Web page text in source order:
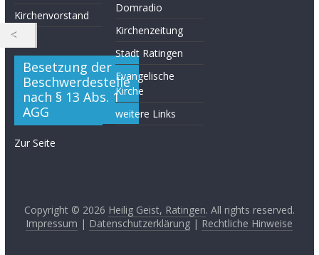
Kirchenvorstand
Besetzung der
Beschwerdestelle
nach § 13 Abs. 1
AGG
Zur Seite
Domradio
Kirchenzeitung
Stadt Ratingen
Evangelische
Kirche
weitere Links
Copyright © 2026 Heilig Geist, Ratingen. All rights reserved.
Impressum | Datenschutzerklärung | Rechtliche Hinweise